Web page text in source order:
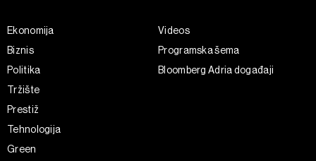
Ekonomija
Biznis
Politika
Tržište
Prestiž
Tehnologija
Green
Videos
Programska šema
Bloomberg Adria događaji